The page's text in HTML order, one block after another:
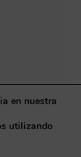
en nuestra
utilizando